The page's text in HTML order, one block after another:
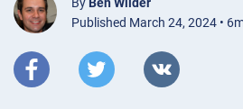
Published March 24, 2024 •